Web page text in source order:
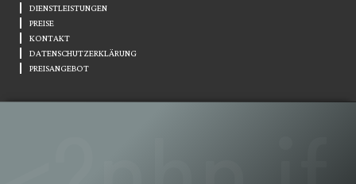
DIENSTLEISTUNGEN
PREISE
KONTAKT
DATENSCHUTZERKLÄRUNG
PREISANGEBOT